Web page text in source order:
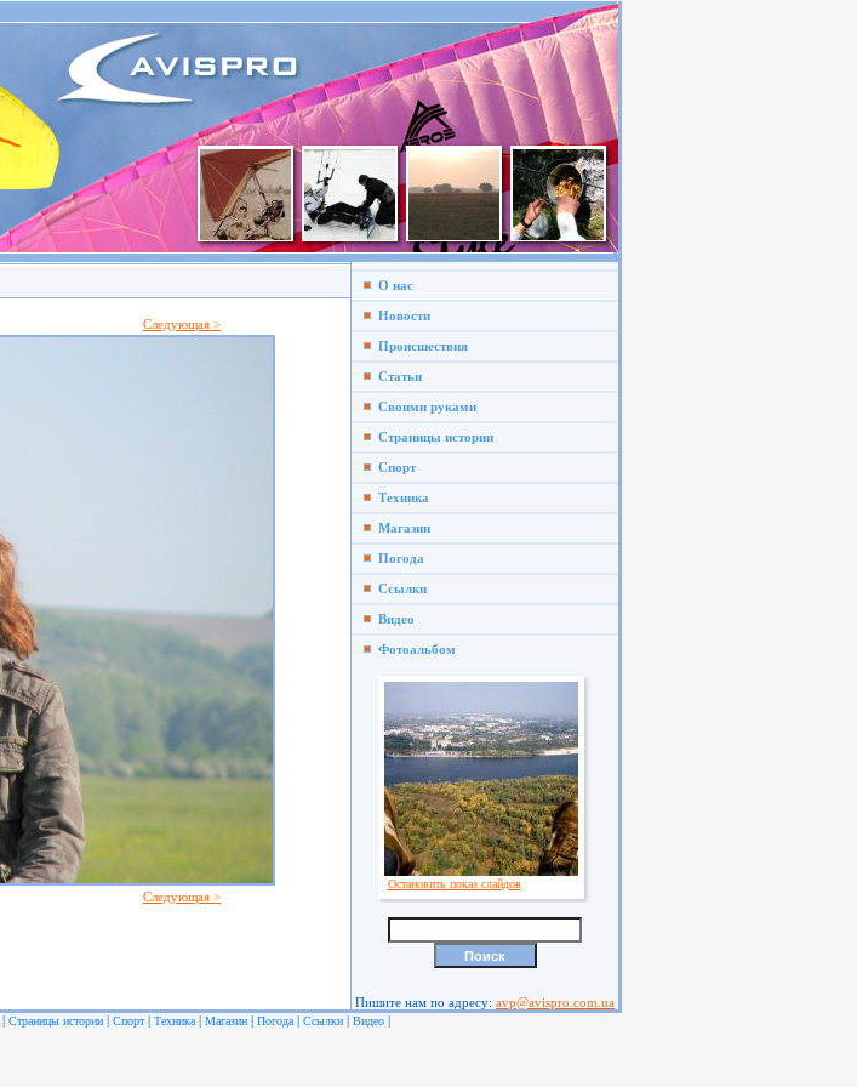
Следующая >
Следующая >
О нас
Новости
Происшествия
Статьи
Своими руками
Страницы истории
Спорт
Техника
Магазин
Погода
Ссылки
Видео
Фотоальбом
Остановить показ слайдов
Пишите нам по адресу: avp@avispro.com.ua
| Страницы истории | Спорт| Техника | Магазин | Погода | Ссылки | Видео |